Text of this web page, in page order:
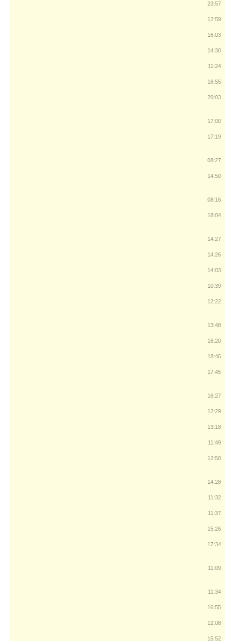
23:57
12:59
16:03
14:30
11:24
16:55
20:03
17:00
17:19
08:27
14:50
08:16
18:04
14:27
14:26
14:03
10:39
12:22
13:48
16:20
18:46
17:45
16:27
12:29
13:18
11:49
12:50
14:28
11:32
11:37
15:26
17:34
11:09
11:34
16:55
12:08
15:52